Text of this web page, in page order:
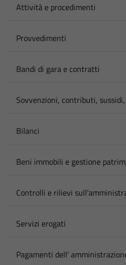
Attività e procedimenti
Provvedimenti
Bandi di gara e contratti
Sovvenzioni, contributi,
Bilanci
Beni immobili e gestione
Controlli e rilievi
Servizi erogati
Pagamenti dell'